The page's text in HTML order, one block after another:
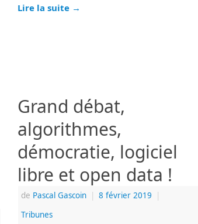
Lire la suite →
Grand débat,
algorithmes,
démocratie, logiciel
libre et open data !
de Pascal Gascoin | 8 février 2019
|
Tribunes